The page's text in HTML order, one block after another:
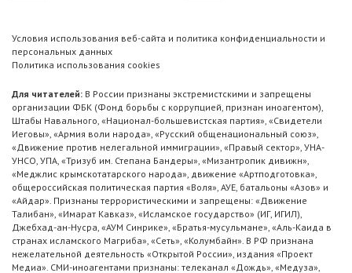
Условия использования веб-сайта и политика конфиденциальности и
персональных данных
Политика использования cookies
Для читателей: В России признаны экстремистскими и запрещены
организации ФБК (Фонд борьбы с коррупцией, признан иноагентом),
Штабы Навального, «Национал-большевистская партия», «Свидетели
Иеговы», «Армия воли народа», «Русский общенациональный союз»,
«Движение против нелегальной иммиграции», «Правый сектор», УНА-
УНСО, УПА, «Тризуб им. Степана Бандеры», «Мизантропик дивижн»,
«Меджлис крымскотатарского народа», движение «Артподготовка»,
общероссийская политическая партия «Воля», АУЕ, батальоны «Азов» и
«Айдар». Признаны террористическими и запрещены: «Движение
Талибан», «Имарат Кавказ», «Исламское государство» (ИГ, ИГИЛ),
Джебхад-ан-Нусра, «АУМ Синрике», «Братья-мусульмане», «Аль-Каида в
странах исламского Магриба», «Сеть», «Колумбайн». В РФ признана
нежелательной деятельность «Открытой России», издания «Проект
Медиа». СМИ-иноагентами признаны: телеканал «Дождь», «Медуза»,